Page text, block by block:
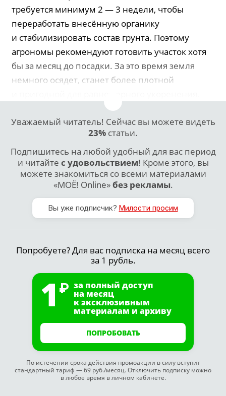
требуется минимум 2 — 3 недели, чтобы
переработать внесённую органику
и стабилизировать состав грунта. Поэтому
агрономы рекомендуют готовить участок хотя
бы за месяц до посадки. За это время земля
немного осядет, станет более плотной
Уважаемый читатель! Сейчас вы можете видеть
23% статьи.
Подпишитесь на любой удобный для вас период
и читайте с удовольствием! Кроме этого, вы
можете знакомиться со всеми материалами
«МОЁ! Online»без рекламы.
Вы уже подписчик? Милости просим
Попробуете? Для вас подписка на месяц всего
за 1 рубль.
1 за полный доступ
на месяц
к эксклюзивным
материалам и архиву
ПОПРОБОВАТЬ
По истечении срока действия промоакции в силу вступит
стандартный тариф — 69 руб./месяц. Отключить подписку можно
в любое время в личном кабинете.